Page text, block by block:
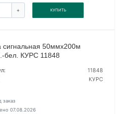
+ КУПИТЬ
сигнальная 50ммх200м
бел. КУРС 11848
11848
КУРС
заказ
07.08.2026